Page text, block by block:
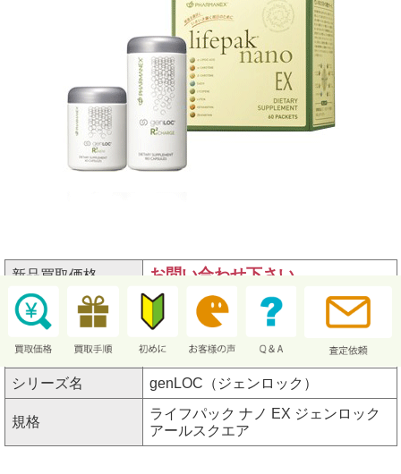
新品買取価格 お問い合わせ下さい
商品名
reDESIGN ニュートリション ADP パ
ッケージ（ベター）
商品分類
Pharmanex
シリーズ名
genLOC（ジェンロック）
規格
ライフパック ナノ EX ジェンロック
アールスクエア